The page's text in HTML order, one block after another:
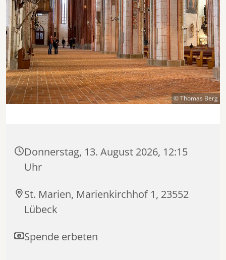
© Thomas Berg
Donnerstag, 13. August 2026, 12:15
Uhr
St. Marien, Marienkirchhof 1, 23552
Lübeck
Spende erbeten